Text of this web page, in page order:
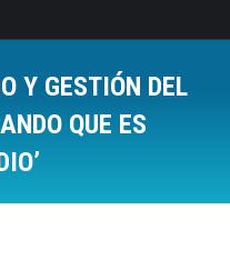
Y GESTIÓN DEL
QUE ES